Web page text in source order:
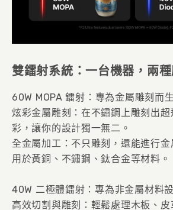
雙鐳射系統：一台機器，兩種
60W MOPA 鐳射：專為金屬雕刻而
炫彩金屬雕刻：在不鏽鋼上雕刻出
彩，讓你的設計獨一無二。
全金屬加工：不只雕刻，還能進行
用於黃銅、不鏽鋼、鈦合金等材料。
40W 二極體鐳射：專為非金屬材料
高效切割與雕刻：輕鬆處理木板、